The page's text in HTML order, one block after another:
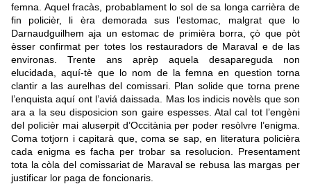
femna. Aquel fracàs, probablament lo sol de sa longa carrièra de
fin policièr, li èra demorada sus l’estomac, malgrat que lo
Darnaudguilhem aja un estomac de primièra borra, çò que pòt
èsser confirmat per totes los restauradors de Maraval e de las
environas. Trente ans aprèp aquela desapareguda non
elucidada, aquí-tè que lo nom de la femna en question torna
clantir a las aurelhas del comissari. Plan solide que torna prene
l’enquista aquí ont l’aviá daissada. Mas los indicis novèls que son
ara a la seu disposicion son gaire espesses. Atal cal tot l’engèni
del policièr mai aluserpit d’Occitània per poder resòlvre l’enigma.
Coma totjorn i capitarà que, coma se sap, en literatura policièra
cada enigma es facha per trobar sa resolucion. Presentament
tota la còla del comissariat de Maraval se rebusa las margas per
justificar lor paga de foncionaris.